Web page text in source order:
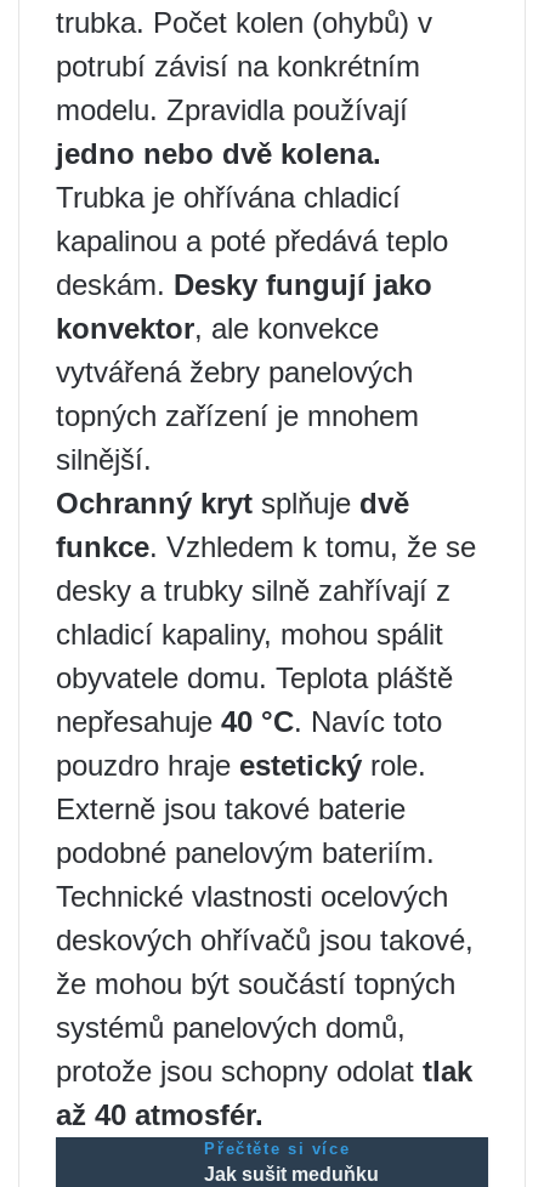
trubka. Počet kolen (ohybů) v
potrubí závisí na konkrétním
modelu. Zpravidla používají
jedno nebo dvě kolena.
Trubka je ohřívána chladicí
kapalinou a poté předává teplo
deskám. Desky fungují jako
konvektor, ale konvekce
vytvářená žebry panelových
topných zařízení je mnohem
silnější.
Ochranný kryt splňuje dvě
funkce. Vzhledem k tomu, že se
desky a trubky silně zahřívají z
chladicí kapaliny, mohou spálit
obyvatele domu. Teplota pláště
nepřesahuje 40 °C. Navíc toto
pouzdro hraje estetický role.
Externě jsou takové baterie
podobné panelovým bateriím.
Technické vlastnosti ocelových
deskových ohřívačů jsou takové,
že mohou být součástí topných
systémů panelových domů,
protože jsou schopny odolat tlak
až 40 atmosfér.
Přečtěte si více
Jak sušit meduňku